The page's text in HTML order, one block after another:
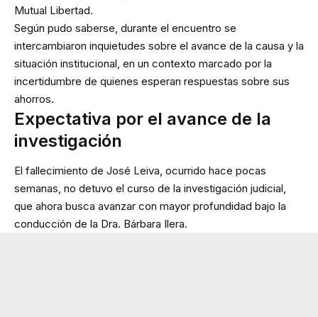
Mutual Libertad.
Según pudo saberse, durante el encuentro se
intercambiaron inquietudes sobre el avance de la causa y la
situación institucional, en un contexto marcado por la
incertidumbre de quienes esperan respuestas sobre sus
ahorros.
Expectativa por el avance de la
investigación
El fallecimiento de José Leiva, ocurrido hace pocas
semanas, no detuvo el curso de la investigación judicial,
que ahora busca avanzar con mayor profundidad bajo la
conducción de la Dra. Bárbara Ilera.